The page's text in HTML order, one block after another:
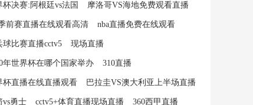
杯决赛:阿根廷vs法国 摩洛哥VS海地免费观看直播
前赛直播在线观看高清 nba直播免费在线观看
球比赛直播cctv5 现场直播
年世界杯在哪个国家举办 310直播
杯直播在线直播观看 巴拉圭VS澳大利亚上半场直播
vs勇士 cctv5+体育直播现场直播 360西甲直播